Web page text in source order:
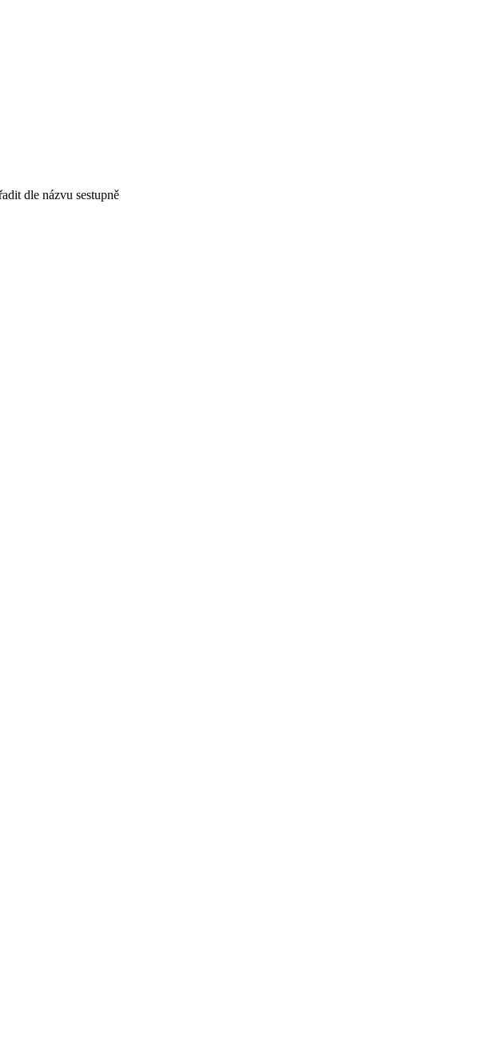
dle názvu sestupně